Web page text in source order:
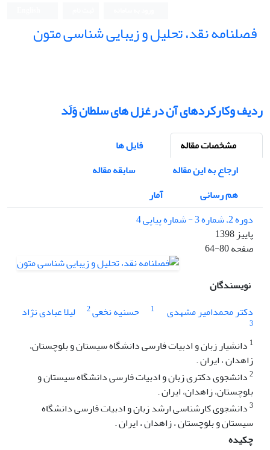
فصلنامه نقد، تحلیل و زیبایی شناسی متون
ردیف وکارکردهای آن در غزل های سلطان وَلَد
مشخصات مقاله
فایل ها
ارجاع به این مقاله
سابقه مقاله
هم رسانی
آمار
دوره 2، شماره 3 - شماره پیاپی 4
پاییز 1398
صفحه64-80
نویسندگان
دکتر محمدامیر مشهدی
1 حسنیه نخعی2 لیلا عبادی نژاد
3
1 دانشیار زبان و ادبیات فارسی دانشگاه سیستان و بلوچستان،
زاهدان ، ایران .
2دانشجوی دکتری زبان و ادبیات فارسی دانشگاه سیستان و
بلوچستان، زاهدان، ایران .
3دانشجوی کارشناسی ارشد زبان و ادبیات فارسی دانشگاه
سیستان و بلوچستان ، زاهدان ، ایران .
چکیده